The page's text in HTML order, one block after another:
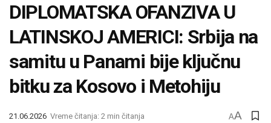
DIPLOMATSKA OFANZIVA U
LATINSKOJ AMERICI: Srbija na
samitu u Panami bije ključnu
bitku za Kosovo i Metohiju
21.06.2026 Vreme čitanja: 2 min čitanja AA